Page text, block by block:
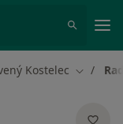
Kostelec Změna